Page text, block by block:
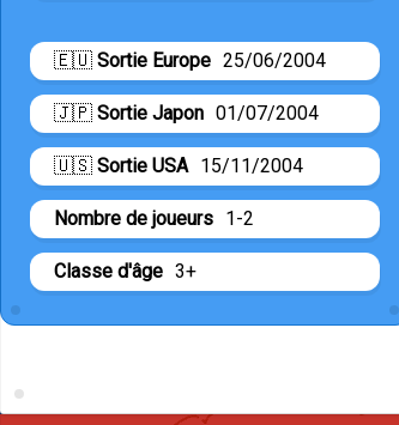
🇪🇺 Sortie Europe 25/06/2004
🇯🇵 Sortie Japon 01/07/2004
🇺🇸 Sortie USA 15/11/2004
Nombre de joueurs 1-2
Classe d'âge 3+